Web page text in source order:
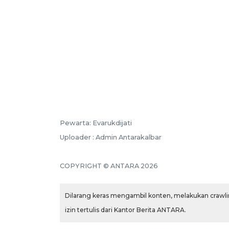
Pewarta: Evarukdijati
Uploader : Admin Antarakalbar
COPYRIGHT © ANTARA 2026
Dilarang keras mengambil konten, melakukan
izin tertulis dari Kantor Berita ANTARA.